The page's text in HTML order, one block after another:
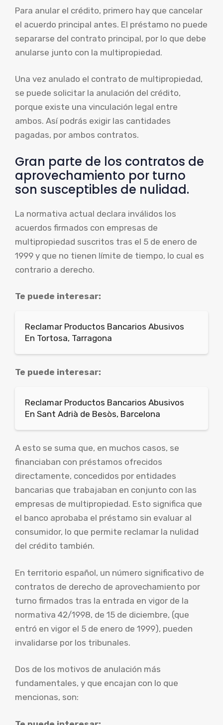
Para anular el crédito, primero hay que cancelar
el acuerdo principal antes. El préstamo no puede
separarse del contrato principal, por lo que debe
anularse junto con la multipropiedad.
Una vez anulado el contrato de multipropiedad,
se puede solicitar la anulación del crédito,
porque existe una vinculación legal entre
ambos. Así podrás exigir las cantidades
pagadas, por ambos contratos.
Gran parte de los contratos de
aprovechamiento por turno
son susceptibles de nulidad.
La normativa actual declara inválidos los
acuerdos firmados con empresas de
multipropiedad suscritos tras el 5 de enero de
1999 y que no tienen límite de tiempo, lo cual es
contrario a derecho.
Te puede interesar:
Reclamar Productos Bancarios Abusivos
En Tortosa, Tarragona
Te puede interesar:
Reclamar Productos Bancarios Abusivos
En Sant Adrià de Besòs, Barcelona
A esto se suma que, en muchos casos, se
financiaban con préstamos ofrecidos
directamente, concedidos por entidades
bancarias que trabajaban en conjunto con las
empresas de multipropiedad. Esto significa que
el banco aprobaba el préstamo sin evaluar al
consumidor, lo que permite reclamar la nulidad
del crédito también.
En territorio español, un número significativo de
contratos de derecho de aprovechamiento por
turno firmados tras la entrada en vigor de la
normativa 42/1998, de 15 de diciembre, (que
entró en vigor el 5 de enero de 1999), pueden
invalidarse por los tribunales.
Dos de los motivos de anulación más
fundamentales, y que encajan con lo que
mencionas, son: